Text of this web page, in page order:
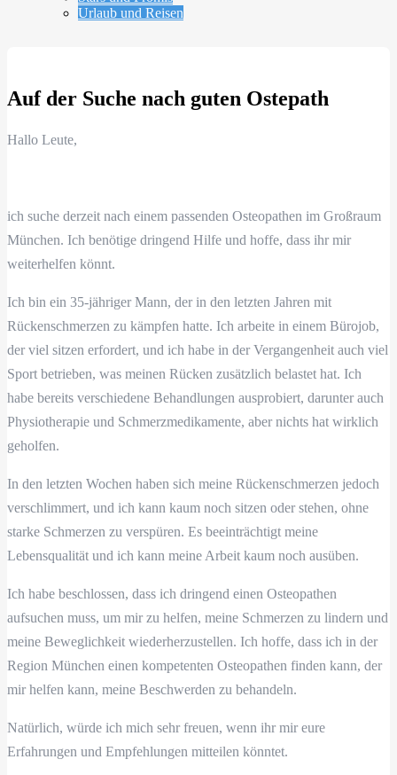
Urlaub und Reisen
Auf der Suche nach guten Ostepath
Hallo Leute,
ich suche derzeit nach einem passenden Osteopathen im Großraum
München. Ich benötige dringend Hilfe und hoffe, dass ihr mir
weiterhelfen könnt.
Ich bin ein 35-jähriger Mann, der in den letzten Jahren mit
Rückenschmerzen zu kämpfen hatte. Ich arbeite in einem Bürojob,
der viel sitzen erfordert, und ich habe in der Vergangenheit auch viel
Sport betrieben, was meinen Rücken zusätzlich belastet hat. Ich
habe bereits verschiedene Behandlungen ausprobiert, darunter auch
Physiotherapie und Schmerzmedikamente, aber nichts hat wirklich
geholfen.
In den letzten Wochen haben sich meine Rückenschmerzen jedoch
verschlimmert, und ich kann kaum noch sitzen oder stehen, ohne
starke Schmerzen zu verspüren. Es beeinträchtigt meine
Lebensqualität und ich kann meine Arbeit kaum noch ausüben.
Ich habe beschlossen, dass ich dringend einen Osteopathen
aufsuchen muss, um mir zu helfen, meine Schmerzen zu lindern und
meine Beweglichkeit wiederherzustellen. Ich hoffe, dass ich in der
Region München einen kompetenten Osteopathen finden kann, der
mir helfen kann, meine Beschwerden zu behandeln.
Natürlich, würde ich mich sehr freuen, wenn ihr mir eure
Erfahrungen und Empfehlungen mitteilen könntet.